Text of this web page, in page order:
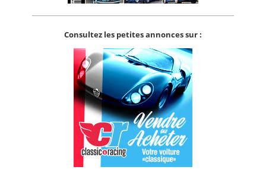
Consultez les petites annonces sur :